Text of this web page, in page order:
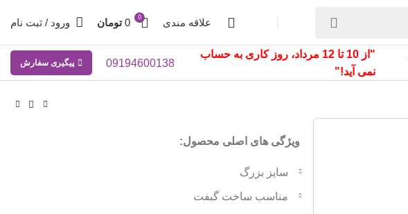
علاقه مندی 0
0 تومان ورود / ثبت نام
"از 10 تا 12 مرداد، روز کاری به حساب
نمی آید!"
09194600138 پیگیری سفارش
ویژگی های اصلی محصول:
سایز بزرگ
مناسب ساخت گبفت